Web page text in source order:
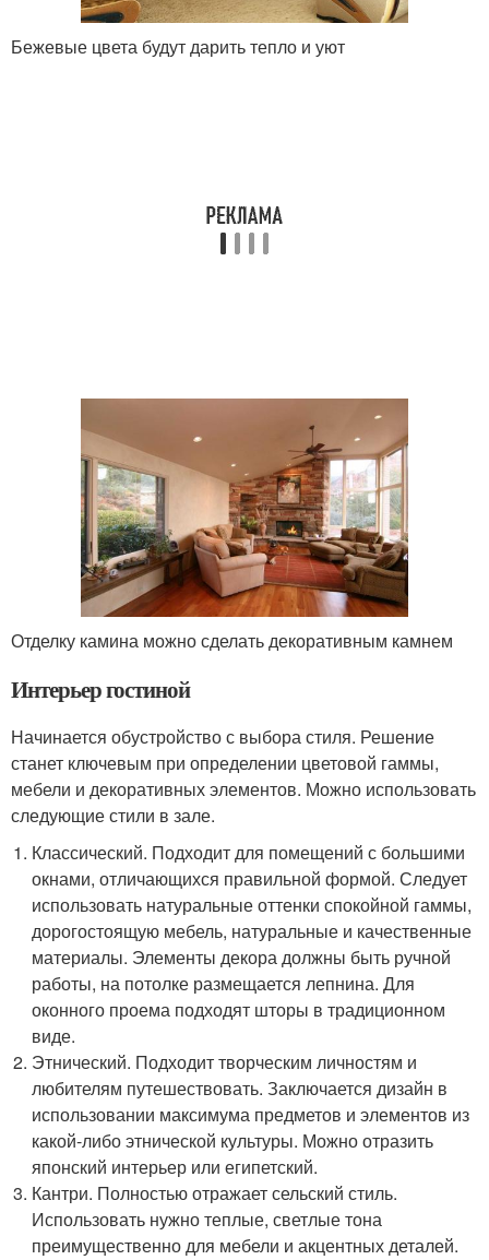
Бежевые цвета будут дарить тепло и уют
Отделку камина можно сделать декоративным камнем
Интерьер гостиной
Начинается обустройство с выбора стиля. Решение
станет ключевым при определении цветовой гаммы,
мебели и декоративных элементов. Можно использовать
следующие стили в зале.
Классический. Подходит для помещений с большими
окнами, отличающихся правильной формой. Следует
использовать натуральные оттенки спокойной гаммы,
дорогостоящую мебель, натуральные и качественные
материалы. Элементы декора должны быть ручной
работы, на потолке размещается лепнина. Для
оконного проема подходят шторы в традиционном
виде.
Этнический. Подходит творческим личностям и
любителям путешествовать. Заключается дизайн в
использовании максимума предметов и элементов из
какой-либо этнической культуры. Можно отразить
японский интерьер или египетский.
Кантри. Полностью отражает сельский стиль.
Использовать нужно теплые, светлые тона
преимущественно для мебели и акцентных деталей.